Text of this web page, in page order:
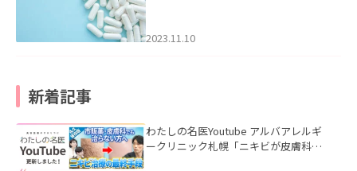
2023.11.10
新着記事
わたしの名医Youtube アルバアレルギ
ークリニック札幌「ニキビが皮膚科で